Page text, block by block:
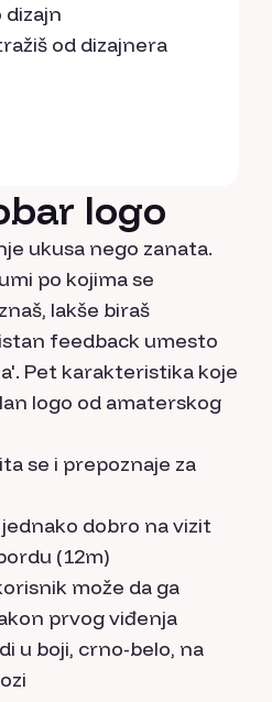
dizajn
od dizajnera
logo
ukusa nego zanata.
po kojima se
lakše biraš
feedback umesto
Pet karakteristika koje
logo od amaterskog
se i prepoznaje za
dobro na vizit
(12m)
može da ga
prvog viđenja
u boji, crno-belo, na